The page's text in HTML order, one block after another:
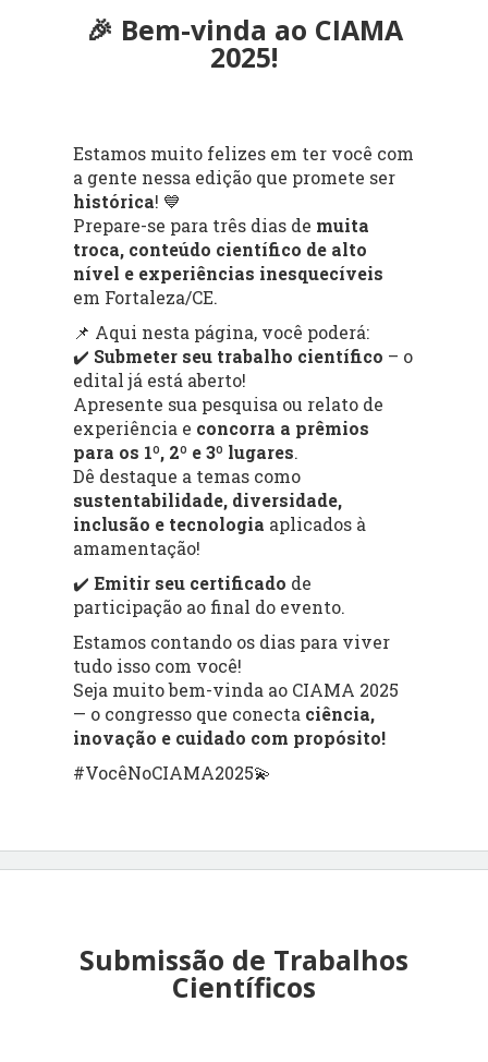
🎉 Bem-vinda ao CIAMA
2025!
Estamos muito felizes em ter você com
a gente nessa edição que promete ser
histórica! 💙
Prepare-se para três dias de muita
troca, conteúdo científico de alto
nível e experiências inesquecíveis
em Fortaleza/CE.
📌 Aqui nesta página, você poderá:
✔️ Submeter seu trabalho científico – o
edital já está aberto!
Apresente sua pesquisa ou relato de
experiência e concorra a prêmios
para os 1º, 2º e 3º lugares.
Dê destaque a temas como
sustentabilidade, diversidade,
inclusão e tecnologia aplicados à
amamentação!
✔️Emitir seu certificado de
participação ao final do evento.
Estamos contando os dias para viver
tudo isso com você!
Seja muito bem-vinda ao CIAMA 2025
— o congresso que conecta ciência,
inovação e cuidado com propósito!
#VocêNoCIAMA2025💫
Submissão de Trabalhos
Científicos